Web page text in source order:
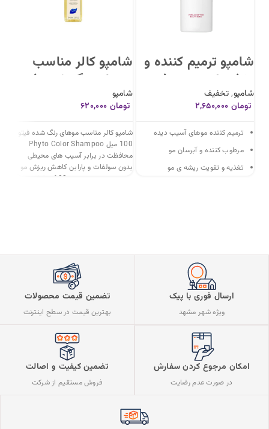
شامپو ترمیم کننده و
تغذیه کننده مو فینو
Fino Premium
Touch Shampoo
شامپو,تخفیف
۲,۶۵۰,۰۰۰ تومان
ترمیم کننده موهای آسیب دیده
مرطوب کننده و آبرسان مو
تغذیه و تقویت ریشه ی مو
شامپو کالر مناسب
موهای رنگ شده فیتو
Color Shampoo
شامپو
۶۲۰,۰۰۰ تومان
شامپو کالر مناسب موهای رنگ شده فیتو
100 میل Phyto Color Shampoo
محافظت در برابر آسیب های محیطی
بدون سولفات و پارابن کاهش ریزش مو
ارسال فوری با پیک
ویژه شهر مشهد
تضمین قیمت محصولات
بهترین قیمت در سطح اینترنت
امکان مرجوع کردن سفارش
در صورت عدم رضایت
تضمین کیفیت و اصالت
فروش مستقیم از شرکت